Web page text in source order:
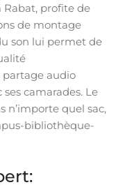
Rabat, profite de
de montage
son lui permet de
partage audio
camarades. Le
n’importe quel sac,
bibliothèque-